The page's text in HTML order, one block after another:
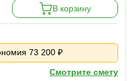
В корзину
73 200 ₽
Смотрите смету